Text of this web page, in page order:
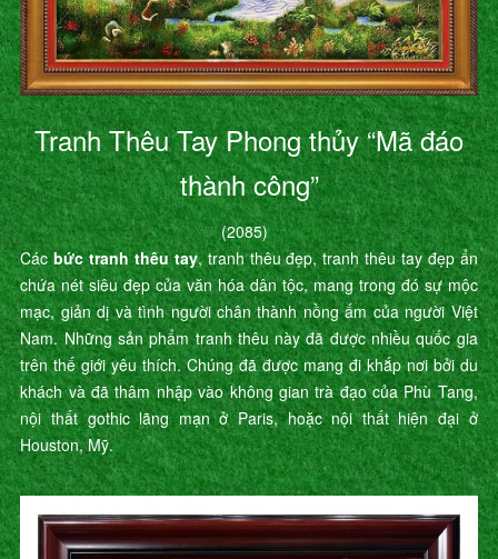
Tranh Thêu Tay Phong thủy “Mã đáo
thành công”
(2085)
Cácbức tranh thêu tay, tranh thêu đẹp, tranh thêu tay đẹp ẩn
chứa nét siêu đẹp của văn hóa dân tộc, mang trong đó sự mộc
mạc, giản dị và tình người chân thành nồng ấm của người Việt
Nam. Những sản phẩm tranh thêu này đã được nhiều quốc gia
trên thế giới yêu thích. Chúng đã được mang đi khắp nơi bởi du
khách và đã thâm nhập vào không gian trà đạo của Phù Tang,
nội thất gothic lãng mạn ở Paris, hoặc nội thất hiện đại ở
Houston, Mỹ.